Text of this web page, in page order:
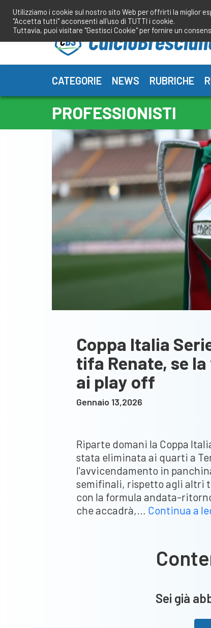
contenuto
CATEGORIE NEWS RUBRICHE
PROFESSIONISTI
Coppa Italia
tifa Renate, se
ai play off
Gennaio 13,2026
Riparte domani la Coppa
stata eliminata ai quarti a
l'avvicendamento in
semifinali, rispetto agli altri
con la formula andata-
che accadrà,… Continua a
Sei già
Utilizziamo i cookie sul nostro sito Web per offrirti la miglior
"Accetta tutti" acconsenti all'uso di TUTTI i cookie.
Tuttavia, puoi visitare "Gestisci Cookie" per fornire un